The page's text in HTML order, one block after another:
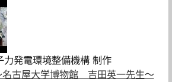
力発電環境整備機構 制作
名古屋大学博物館 吉田英一先生～